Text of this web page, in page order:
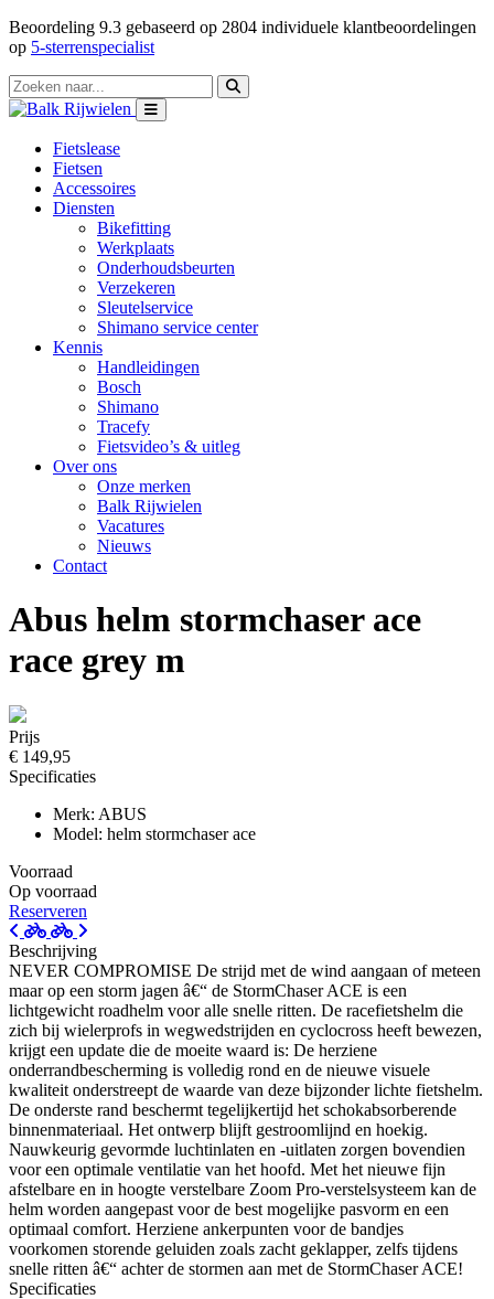
Beoordeling 9.3 gebaseerd op 2804 individuele klantbeoordelingen
op 5-sterrenspecialist
Fietslease
Fietsen
Accessoires
Diensten
Bikefitting
Werkplaats
Onderhoudsbeurten
Verzekeren
Sleutelservice
Shimano service center
Kennis
Handleidingen
Bosch
Shimano
Tracefy
Fietsvideo’s & uitleg
Over ons
Onze merken
Balk Rijwielen
Vacatures
Nieuws
Contact
Abus helm stormchaser ace
race grey m
Prijs
€ 149,95
Specificaties
Merk: ABUS
Model: helm stormchaser ace
Voorraad
Op voorraad
Reserveren
Beschrijving
NEVER COMPROMISE De strijd met de wind aangaan of meteen
maar op een storm jagen â€“ de StormChaser ACE is een
lichtgewicht roadhelm voor alle snelle ritten. De racefietshelm die
zich bij wielerprofs in wegwedstrijden en cyclocross heeft bewezen,
krijgt een update die de moeite waard is: De herziene
onderrandbescherming is volledig rond en de nieuwe visuele
kwaliteit onderstreept de waarde van deze bijzonder lichte fietshelm.
De onderste rand beschermt tegelijkertijd het schokabsorberende
binnenmateriaal. Het ontwerp blijft gestroomlijnd en hoekig.
Nauwkeurig gevormde luchtinlaten en -uitlaten zorgen bovendien
voor een optimale ventilatie van het hoofd. Met het nieuwe fijn
afstelbare en in hoogte verstelbare Zoom Pro-verstelsysteem kan de
helm worden aangepast voor de best mogelijke pasvorm en een
optimaal comfort. Herziene ankerpunten voor de bandjes
voorkomen storende geluiden zoals zacht geklapper, zelfs tijdens
snelle ritten â€“ achter de stormen aan met de StormChaser ACE!
Specificaties